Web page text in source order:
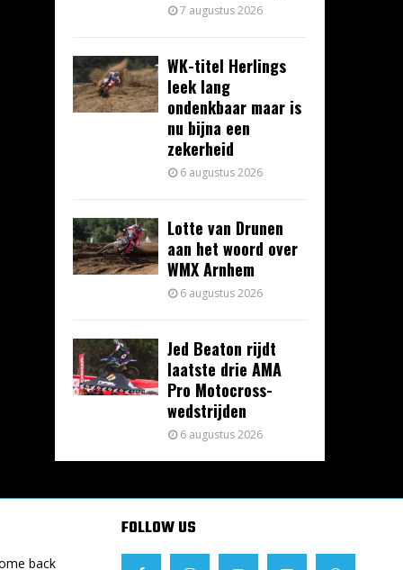
7 augustus 2026
WK-titel Herlings
leek lang
ondenkbaar maar is
nu bijna een
zekerheid
6 augustus 2026
Lotte van Drunen
aan het woord over
WMX Arnhem
6 augustus 2026
Jed Beaton rijdt
laatste drie AMA
Pro Motocross-
wedstrijden
6 augustus 2026
back
FOLLOW US